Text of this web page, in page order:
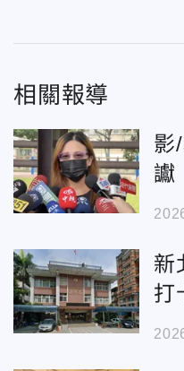
相關報導
影
讞
批
新
打
賠